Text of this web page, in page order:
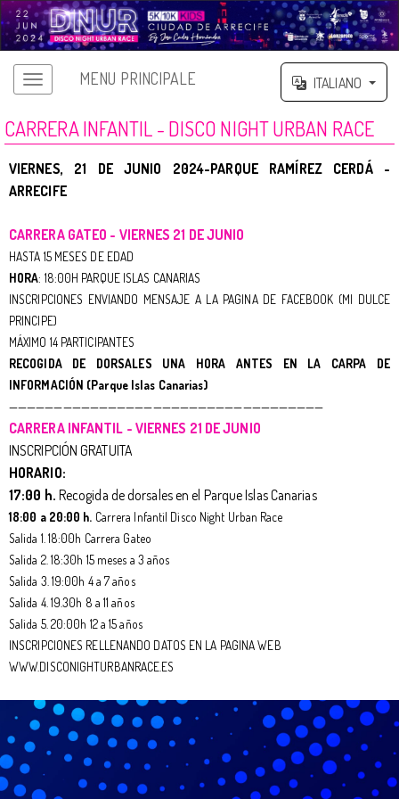
MENU PRINCIPALE ITALIANO
CARRERA INFANTIL - DISCO NIGHT URBAN RACE
VIERNES, 21 DE JUNIO 2024-PARQUE RAMÍREZ CERDÁ -
ARRECIFE
CARRERA GATEO - VIERNES 21 DE JUNIO
HASTA 15 MESES DE EDAD
HORA: 18:00H PARQUE ISLAS CANARIAS
INSCRIPCIONES ENVIANDO MENSAJE A LA PAGINA DE FACEBOOK (MI DULCE
PRINCIPE)
MÁXIMO 14 PARTICIPANTES
RECOGIDA DE DORSALES UNA HORA ANTES EN LA CARPA DE
INFORMACIÓN (Parque Islas Canarias)
———————————————————————————————————
CARRERA INFANTIL - VIERNES 21 DE JUNIO
INSCRIPCIÓN GRATUITA
HORARIO:
17:00 h. Recogida de dorsales en el Parque Islas Canarias
18:00 a 20:00 h. Carrera Infantil Disco Night Urban Race
Salida 1. 18:00h Carrera Gateo
Salida 2. 18:30h 15 meses a 3 años
Salida 3. 19:00h 4 a 7 años
Salida 4. 19.30h 8 a 11 años
Salida 5. 20:00h 12 a 15 años
INSCRIPCIONES RELLENANDO DATOS EN LA PAGINA WEB
WWW.DISCONIGHTURBANRACE.ES